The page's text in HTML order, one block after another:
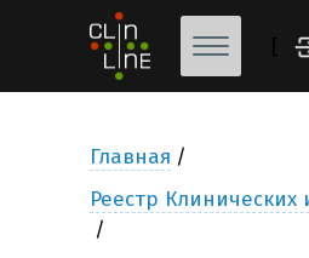
Главная
Реестр Клинических